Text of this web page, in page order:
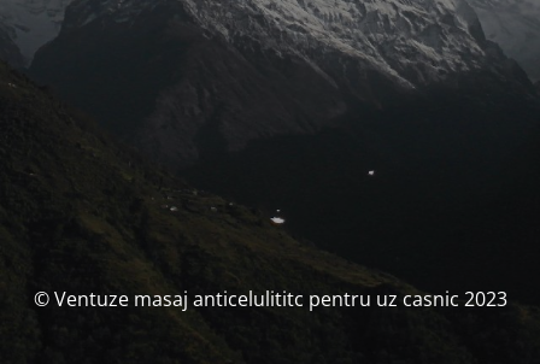
© Ventuze masaj anticelulititc pentru uz casnic 2023